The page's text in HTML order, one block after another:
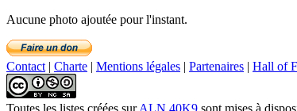
Aucune photo ajoutée pour l'instant.
Contact | Charte | Mentions légales | Partenaires | Hall of
Toutes les listes créées sur ALN 40K9 sont mises à